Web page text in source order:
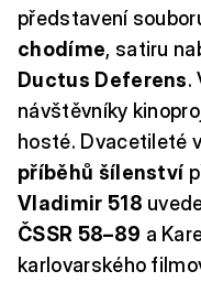
představení
chodíme, satiru
Ductus Deferens.
návštěvníky
hosté. Dvacetileté
příběhů šílenství
Vladimir 518
ČSSR 58–89 a
karlovarského